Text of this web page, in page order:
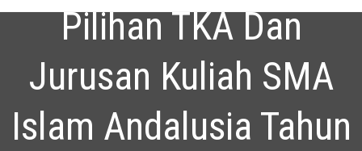
Pilihan TKA Dan
Jurusan Kuliah SMA
Islam Andalusia Tahun